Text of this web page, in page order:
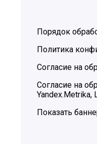
Порядок
Политика
Согласие на
Согласие на
Yandex.Metrika,
Показать